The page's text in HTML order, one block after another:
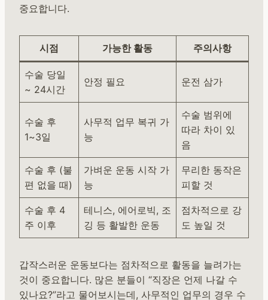
중요합니다.
시점 가능한 활동 주의사항
수술 당일
~ 24시간
안정 필요 운전 삼가
수술 후
1~3일
사무적 업무 복귀 가
능
수술 범위에
따라 차이 있
음
수술 후 (불
편 없을 때)
가벼운 운동 시작 가
능
무리한 동작은
피할 것
수술 후 4
주 이후
테니스, 에어로빅, 조
깅 등 활발한 운동
점차적으로 강
도 높일 것
갑작스러운 운동보다는 점차적으로 활동을 늘려가는
것이 중요합니다. 많은 분들이 “직장은 언제 나갈 수
있나요?”라고 물어보시는데, 사무적인 업무의 경우 수